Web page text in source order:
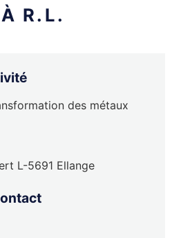
R.L.
des métaux
L-5691 Ellange